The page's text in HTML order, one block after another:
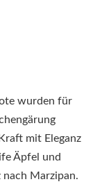
wurden für
mit Eleganz
Äpfel und
Marzipan.